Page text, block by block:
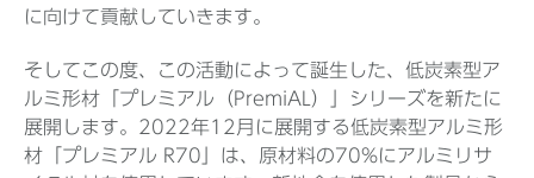
に向けて貢献していきます。
そしてこの度、この活動によって誕生した、低炭素型ア
ルミ形材「プレミアル（PremiAL）」シリーズを新たに
展開します。2022年12月に展開する低炭素型アルミ形
材「プレミアル R70」は、原材料の70%にアルミリサ